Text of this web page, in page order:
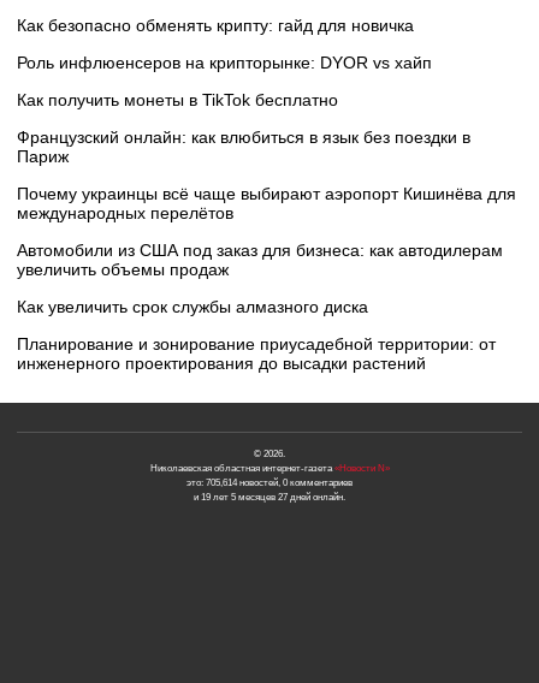
Как безопасно обменять крипту: гайд для новичка
Роль инфлюенсеров на крипторынке: DYOR vs хайп
Как получить монеты в TikTok бесплатно
Французский онлайн: как влюбиться в язык без поездки в
Париж
Почему украинцы всё чаще выбирают аэропорт Кишинёва для
международных перелётов
Автомобили из США под заказ для бизнеса: как автодилерам
увеличить объемы продаж
Как увеличить срок службы алмазного диска
Планирование и зонирование приусадебной территории: от
инженерного проектирования до высадки растений
© 2026.
Николаевская областная интернет-газета«Новости N»
это: 705,614 новостей, 0 комментариев
и 19 лет 5 месяцев 27 дней онлайн.